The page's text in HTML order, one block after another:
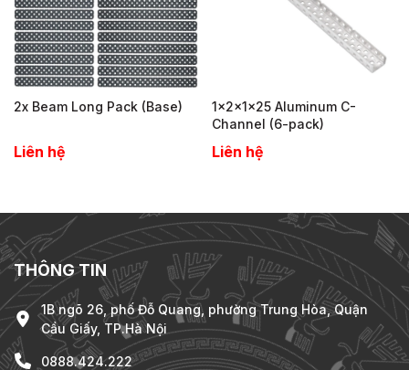
2x Beam Long Pack (Base)
Liên hệ
1x2x1x25 Aluminum C-
Channel (6-pack)
Liên hệ
THÔNG TIN
1B ngõ 26, phố Đỗ Quang, phường Trung Hòa, Quận
Cầu Giấy, TP.Hà Nội
0888.424.222